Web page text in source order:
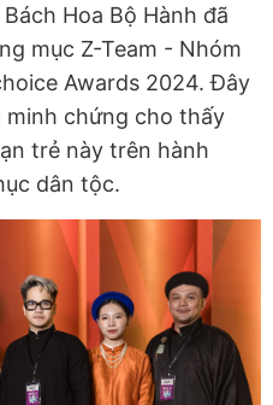
Hoa Bộ Hành đã
mục Z-Team - Nhóm
Awards 2024. Đây
chứng cho thấy
trẻ này trên hành
dân tộc.